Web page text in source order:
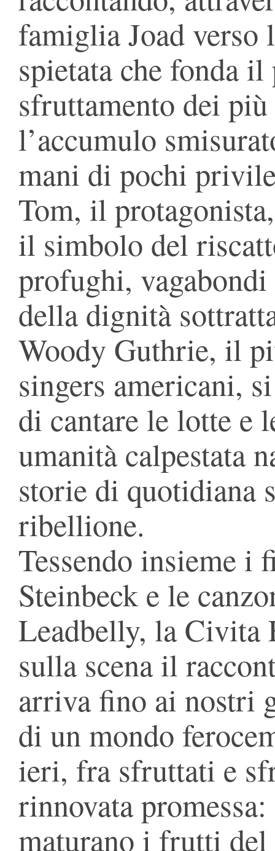
famiglia Joad verso
spietata che fonda
sfruttamento dei
l’accumulo
mani di pochi
Tom, il
il simbolo del
profughi,
della dignità
Woody Guthrie, il
singers americani,
di cantare le lotte e
umanità calpestata
storie di quotidiana
ribellione.
Tessendo insieme i
Steinbeck e le
Leadbelly, la Civita
sulla scena il
arriva fino ai nostri
di un mondo
ieri, fra sfruttati e
rinnovata
maturano i frutti del